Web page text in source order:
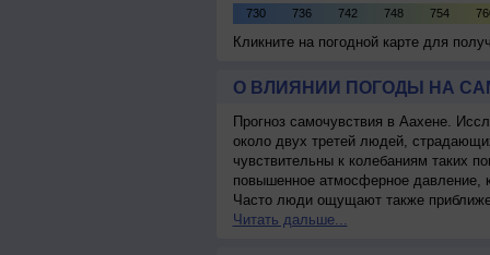
Кликните на погодной карте для
О ВЛИЯНИИ ПОГОДЫ НА
Прогноз самочувствия в Аахене.
около двух третей людей,
чувствительны к колебаниям таких
повышенное атмосферное давление,
Часто люди ощущают также
Читать дальше...